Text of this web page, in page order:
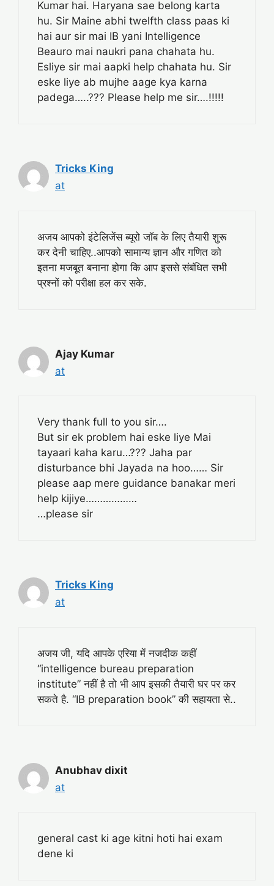
Kumar hai. Haryana sae belong karta
hu. Sir Maine abhi twelfth class paas ki
hai aur sir mai IB yani Intelligence
Beauro mai naukri pana chahata hu.
Esliye sir mai aapki help chahata hu. Sir
eske liye ab mujhe aage kya karna
padega…..??? Please help me sir….!!!!!
Tricks King
at
अजय आपको इंटेलिजेंस ब्यूरो जॉब के लिए तैयारी शुरू
कर देनी चाहिए..आपको सामान्य ज्ञान और गणित को
इतना मजबूत बनाना होगा कि आप इससे संबंधित सभी
प्रश्नों को परीक्षा हल कर सके.
Ajay Kumar
at
Very thank full to you sir….
But sir ek problem hai eske liye Mai
tayaari kaha karu…??? Jaha par
disturbance bhi Jayada na hoo…… Sir
please aap mere guidance banakar meri
help kijiye………………
…please sir
Tricks King
at
अजय जी, यदि आपके एरिया में नजदीक कहीं
“intelligence bureau preparation
institute” नहीं है तो भी आप इसकी तैयारी घर पर कर
सकते है. “IB preparation book” की सहायता से..
Anubhav dixit
at
general cast ki age kitni hoti hai exam
dene ki